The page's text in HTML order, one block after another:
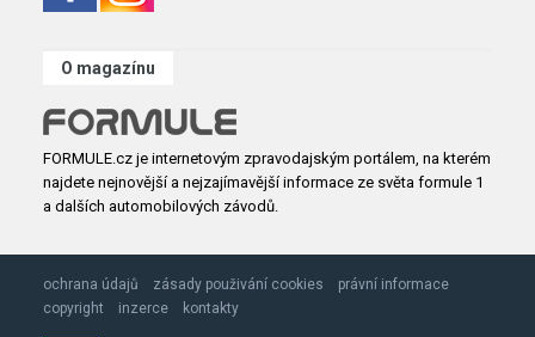
O magazínu
FORMULE.cz je internetovým zpravodajským portálem, na kterém
najdete nejnovější a nejzajímavější informace ze světa formule 1
a dalších automobilových závodů.
ochrana údajů zásady použivání cookies
právní informace
copyright
inzerce kontakty